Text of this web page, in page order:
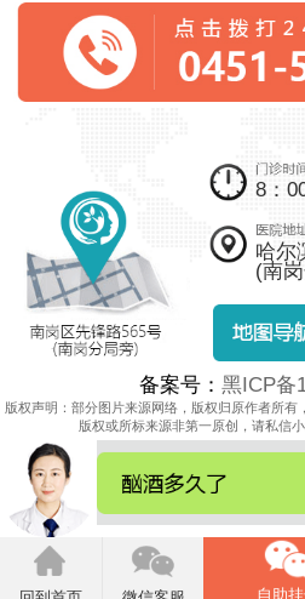
8：
哈尔
(南
备案号： 黑ICP备
版权声明：部分图片来源网络，版权归原作者所
版权或所标来源非第一原创，请私信
自助